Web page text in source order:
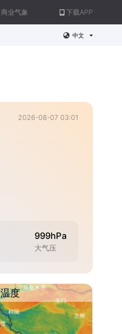
商业气象 下载APP
中文
2026-08-07 03:01
999hPa
大气压
温度